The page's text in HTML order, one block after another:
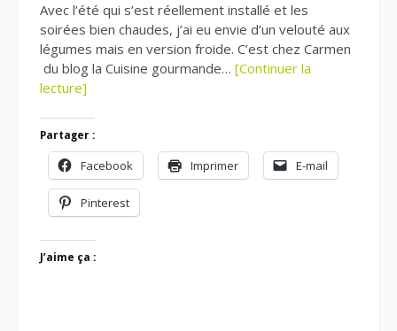
Avec l’été qui s’est réellement installé et les
soirées bien chaudes, j’ai eu envie d’un velouté aux
légumes mais en version froide. C’est chez Carmen
du blog la Cuisine gourmande… [Continuer la
lecture]
Partager :
Facebook Imprimer E-mail
Pinterest
J’aime ça :